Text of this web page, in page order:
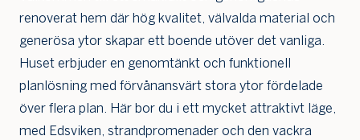
renoverat hem där hög kvalitet, välvalda material och
generösa ytor skapar ett boende utöver det vanliga.
Huset erbjuder en genomtänkt och funktionell
planlösning med förvånansvärt stora ytor fördelade
över flera plan. Här bor du i ett mycket attraktivt läge,
med Edsviken, strandpromenader och den vackra